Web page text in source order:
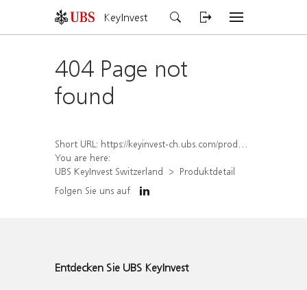
KeyInvest
404 Page not
found
Short URL: https://keyinvest-ch.ubs.com/produkt/detail/index/isin/CH1567424085
You are here:
UBS KeyInvest Switzerland
Produktdetail
Folgen Sie uns auf
Entdecken Sie UBS KeyInvest